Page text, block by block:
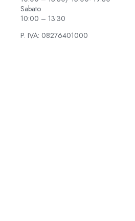
Sabato
10:00 – 13:30
P. IVA: 08276401000